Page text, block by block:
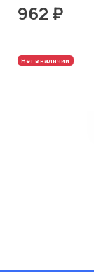
962 ₽
Нет в наличии